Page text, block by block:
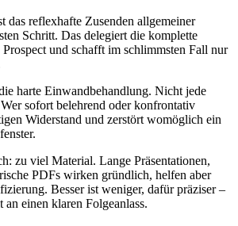
das reflexhafte Zusenden allgemeiner
Schritt. Das delegiert die komplette
und schafft im schlimmsten Fall nur
harte Einwandbehandlung. Nicht jede
sofort belehrend oder konfrontativ
Widerstand und zerstört womöglich ein
zu viel Material. Lange Präsentationen,
PDFs wirken gründlich, helfen aber
Besser ist weniger, dafür präziser –
an einen klaren Folgeanlass.